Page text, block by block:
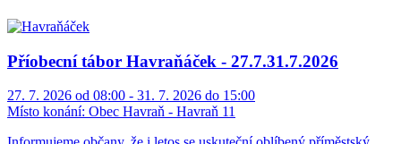
Příobecní tábor Havraňáček - 27.7.31.7.2026
27. 7. 2026 od 08:00 - 31. 7. 2026 do 15:00
Místo konání: Obec Havraň - Havraň 11